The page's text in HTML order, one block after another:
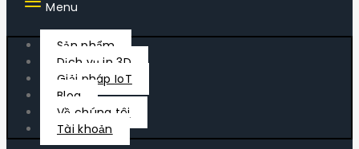
Menu
Sản phẩm
Dịch vụ in 3D
Giải pháp IoT
Blog
Về chúng tôi
Tài khoản